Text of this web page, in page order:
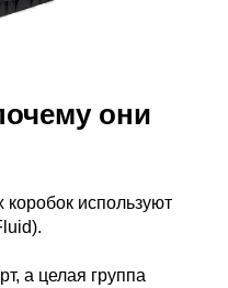
они
используют
а целая группа